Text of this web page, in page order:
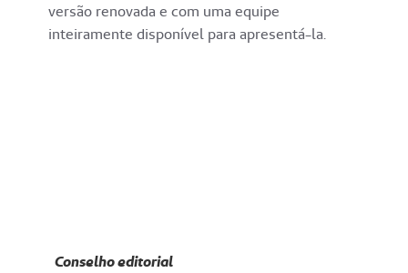
versão renovada e com uma equipe
inteiramente disponível para apresentá-la.
Conselho editorial